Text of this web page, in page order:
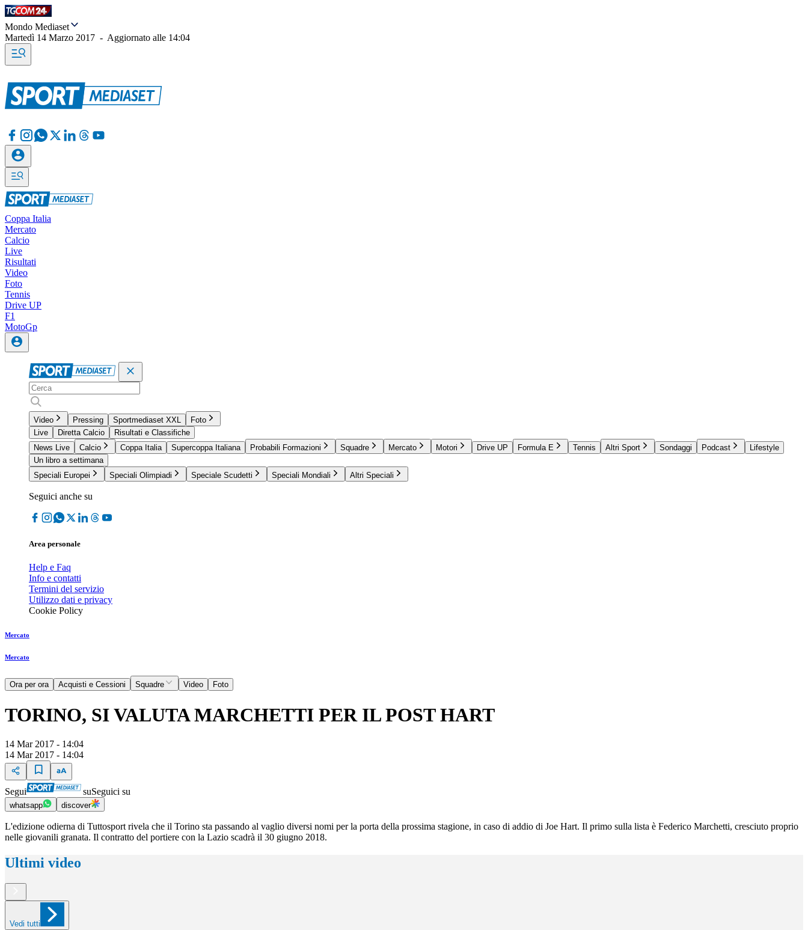
Mondo Mediaset
Martedì 14 Marzo 2017 - Aggiornato alle 14:04
Coppa Italia
Mercato
Calcio
Live
Risultati
Video
Foto
Tennis
Drive UP
F1
MotoGp
Video Pressing Sportmediaset XXL
Foto
Live
Diretta Calcio
Risultati e Classifiche
News Live
Calcio Coppa Italia Supercoppa Italiana Probabili Formazioni Squadre Mercato Motori Drive UP Formula E Tennis Altri Sport Sondaggi Podcast
Lifestyle
Un libro a settimana
Speciali Europei
Speciali Olimpiadi Speciale Scudetti Speciali Mondiali Altri Speciali
Seguici anche su
Area personale
Help e Faq
Info e contatti
Termini del servizio
Utilizzo dati e privacy
Cookie Policy
Mercato
Mercato
Ora per ora Acquisti e Cessioni Squadre Video Foto
TORINO, SI VALUTA MARCHETTI PER IL POST HART
14 Mar 2017 - 14:04
14 Mar 2017 - 14:04
Segui suSeguici su
whatsapp discover
L'edizione odierna di Tuttosport rivela che il Torino sta passando al vaglio diversi nomi per la porta della prossima stagione, in caso di addio di Joe Hart. Il primo sulla lista è Federico Marchetti, cresciuto proprio
nelle giovanili granata. Il contratto del portiere con la Lazio scadrà il 30 giugno 2018.
Ultimi video
Vedi tutti